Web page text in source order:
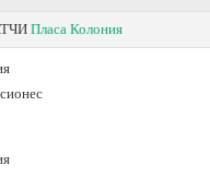
Пласа Колония